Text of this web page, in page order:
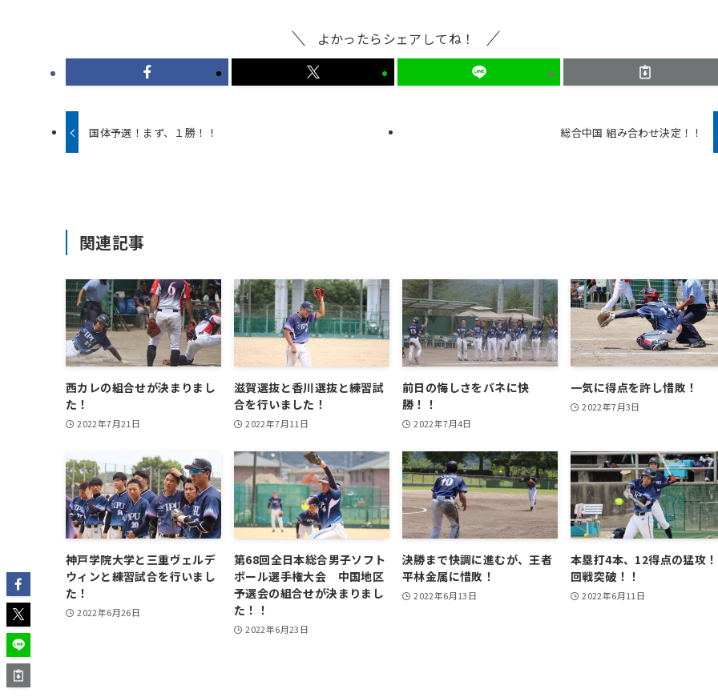
よかったらシェアしてね！
国体予選！まず、１勝！！ 総合中国 組み合わせ決定！！
関連記事
西カレの組合せが決まりまし
た！
2022年7月21日
滋賀選抜と香川選抜と練習試
合を行いました！
2022年7月11日
前日の悔しさをバネに快
勝！！
2022年7月4日
一気に得点を許し惜敗！
2022年7月3日
神戸学院大学と三重ヴェルデ
ウィンと練習試合を行いまし
た！
2022年6月26日
第68回全日本総合男子ソフト
ボール選手権大会 中国地区
予選会の組合せが決まりまし
た！！
2022年6月23日
決勝まで快調に進むが、王者
平林金属に惜敗！
2022年6月13日
本塁打4本、12得点の猛攻
回戦突破！！
2022年6月11日